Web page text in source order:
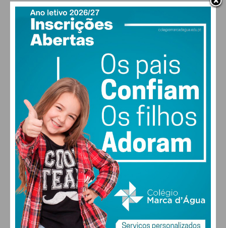
PAÇOS DE FERREIRA
°
clear sky
95% humidade
vento: 1m/s E
MAX 12 • MIN 12
30°
QUI
30
SEX
30°
SÁB
28 °
ALTERAR